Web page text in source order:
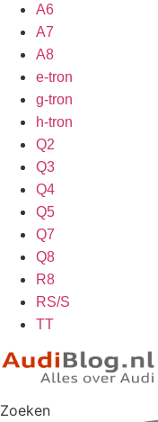
A6
A7
A8
e-tron
g-tron
h-tron
Q2
Q3
Q4
Q5
Q7
Q8
R8
RS/S
TT
Zoeken